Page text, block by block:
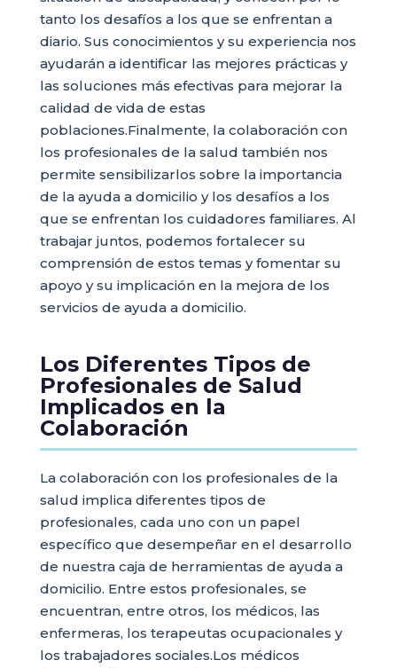
tanto los desafíos a los que se enfrentan a
diario. Sus conocimientos y su experiencia nos
ayudarán a identificar las mejores prácticas y
las soluciones más efectivas para mejorar la
calidad de vida de estas
poblaciones.Finalmente, la colaboración con
los profesionales de la salud también nos
permite sensibilizarlos sobre la importancia
de la ayuda a domicilio y los desafíos a los
que se enfrentan los cuidadores familiares. Al
trabajar juntos, podemos fortalecer su
comprensión de estos temas y fomentar su
apoyo y su implicación en la mejora de los
servicios de ayuda a domicilio.
Los Diferentes Tipos de
Profesionales de Salud
Implicados en la
Colaboración
La colaboración con los profesionales de la
salud implica diferentes tipos de
profesionales, cada uno con un papel
específico que desempeñar en el desarrollo
de nuestra caja de herramientas de ayuda a
domicilio. Entre estos profesionales, se
encuentran, entre otros, los médicos, las
enfermeras, los terapeutas ocupacionales y
los trabajadores sociales.Los médicos